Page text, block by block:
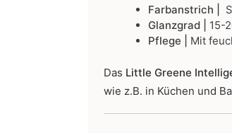
Farbanstrich |
Glanzgrad |
15-
Pflege |
Mit
Das Little Greene
wie z.B. in Küchen und